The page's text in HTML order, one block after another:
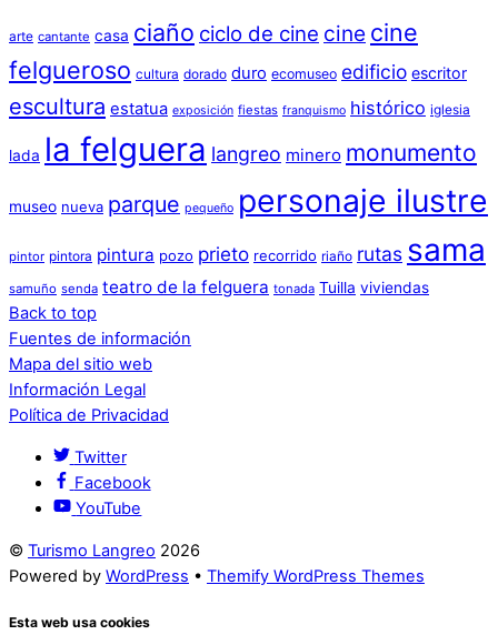
arte cantante casa ciaño ciclo de cine cine cine
felgueroso cultura dorado duro ecomuseo edificio escritor
escultura estatua exposición fiestas franquismo histórico iglesia
lada la felguera langreo minero monumento
museo nueva parque pequeño personaje ilustre
pintor pintora pintura pozo prieto recorrido riaño rutas sama
samuño senda teatro de la felguera tonada Tuilla viviendas
Back to top
Fuentes de información
Mapa del sitio web
Información Legal
Política de Privacidad
Twitter
Facebook
YouTube
© Turismo Langreo 2026
Powered by WordPress • Themify WordPress Themes
Esta web usa cookies